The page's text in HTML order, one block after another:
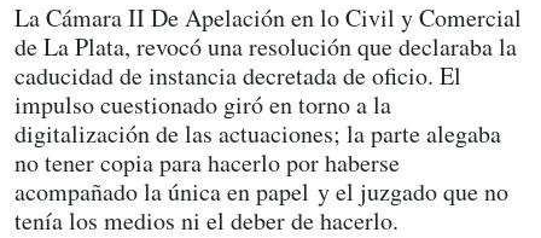
La Cámara II De Apelación en lo Civil y Comercial
de La Plata, revocó una resolución que declaraba la
caducidad de instancia decretada de oficio. El
impulso cuestionado giró en torno a la
digitalización de las actuaciones; la parte alegaba
no tener copia para hacerlo por haberse
acompañado la única en papel y el juzgado que no
tenía los medios ni el deber de hacerlo.